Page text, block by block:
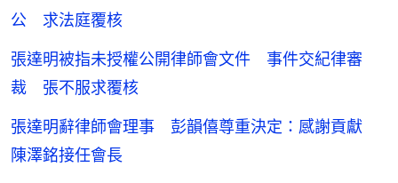
公 求法庭覆核
張達明被指未授權公開律師會文件 事件交紀律審
裁 張不服求覆核
張達明辭律師會理事 彭韻僖尊重決定：感謝貢獻
陳澤銘接任會長